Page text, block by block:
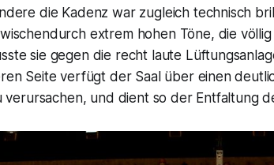
die Kadenz war zugleich technisch
extrem hohen Töne, die
sie gegen die recht laute
Seite verfügt der Saal über einen
verursachen, und dient so der Entfaltung